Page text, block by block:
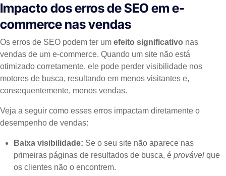
Impacto dos erros de SEO em e-
commerce nas vendas
Os erros de SEO podem ter um efeito significativo nas
vendas de um e-commerce. Quando um site não está
otimizado corretamente, ele pode perder visibilidade nos
motores de busca, resultando em menos visitantes e,
consequentemente, menos vendas.
Veja a seguir como esses erros impactam diretamente o
desempenho de vendas:
Baixa visibilidade: Se o seu site não aparece nas
primeiras páginas de resultados de busca, éprovável que
os clientes não o encontrem.